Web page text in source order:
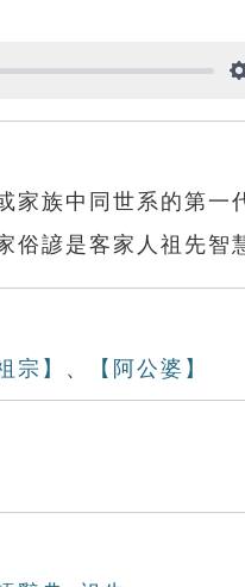
家族中同世系的第一
俗諺是客家人祖先智
宗】 、 【阿公婆】